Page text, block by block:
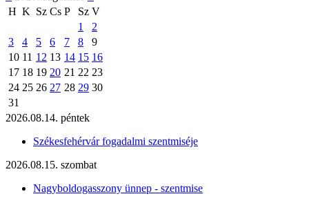
H K Sz Cs P Sz V
1
2
3
4 5 6 7 8
9
10 11 12 13 14 15 16
17 18 19 20 21 22 23
24 25 26 27 28 29 30
31
2026.08.14. péntek
Székesfehérvár fogadalmi szentmiséje
2026.08.15. szombat
Nagyboldogasszony ünnep - szentmise